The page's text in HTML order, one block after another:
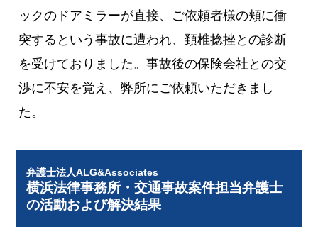
ックのドアミラーが直接、ご依頼者様の頬に衝
突するという事故に遭われ、頚椎捻挫との診断
を受けておりました。事故後の保険会社との交
渉に不安を覚え、弊所にご依頼いただきまし
た。
弁護士法人ALG&Associates
横浜法律事務所・交通事故案件担当弁護士
の活動および解決結果